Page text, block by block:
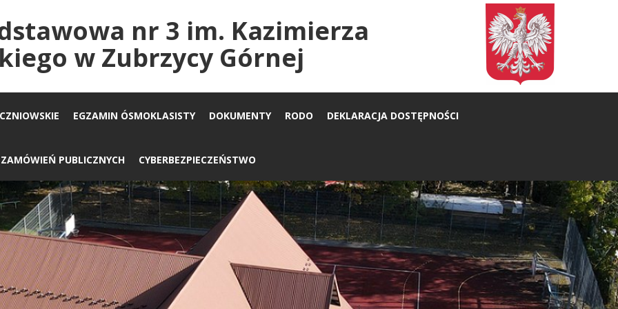
nr 3 im. Kazimierza
w Zubrzycy Górnej
EGZAMIN ÓSMOKLASISTY DOKUMENTY RODO DEKLARACJA DOSTĘPNOŚCI
PUBLICZNYCH CYBERBEZPIECZEŃSTWO